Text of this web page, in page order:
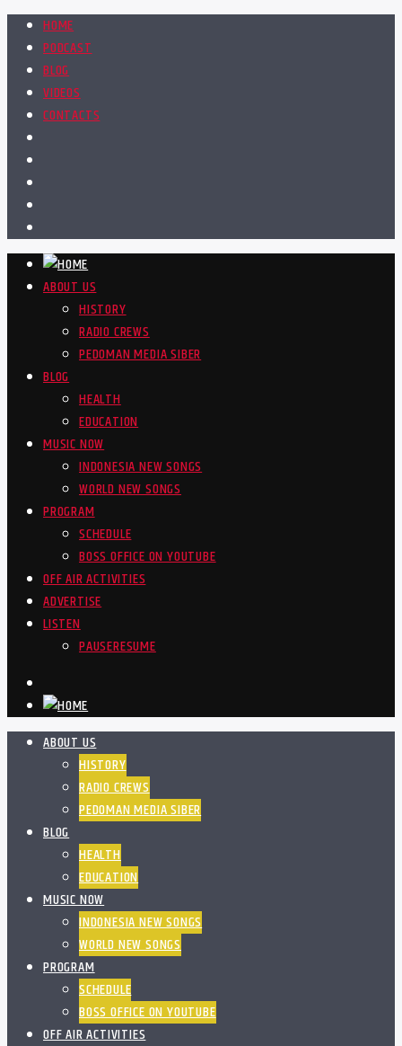
HOME
PODCAST
BLOG
VIDEOS
CONTACTS
ABOUT US
HISTORY
RADIO CREWS
PEDOMAN MEDIA SIBER
BLOG
HEALTH
EDUCATION
MUSIC NOW
INDONESIA NEW SONGS
WORLD NEW SONGS
PROGRAM
SCHEDULE
BOSS OFFICE ON YOUTUBE
OFF AIR ACTIVITIES
ADVERTISE
LISTEN
PAUSERESUME
ABOUT US
HISTORY
RADIO CREWS
PEDOMAN MEDIA SIBER
BLOG
HEALTH
EDUCATION
MUSIC NOW
INDONESIA NEW SONGS
WORLD NEW SONGS
PROGRAM
SCHEDULE
BOSS OFFICE ON YOUTUBE
OFF AIR ACTIVITIES